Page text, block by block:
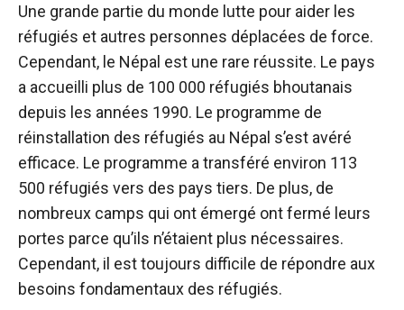
Une grande partie du monde lutte pour aider les
réfugiés et autres personnes déplacées de force.
Cependant, le Népal est une rare réussite. Le pays
a accueilli plus de 100 000 réfugiés bhoutanais
depuis les années 1990. Le programme de
réinstallation des réfugiés au Népal s’est avéré
efficace. Le programme a transféré environ 113
500 réfugiés vers des pays tiers. De plus, de
nombreux camps qui ont émergé ont fermé leurs
portes parce qu’ils n’étaient plus nécessaires.
Cependant, il est toujours difficile de répondre aux
besoins fondamentaux des réfugiés.